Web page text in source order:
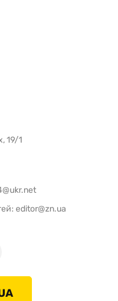
19/1
editor@zn.ua